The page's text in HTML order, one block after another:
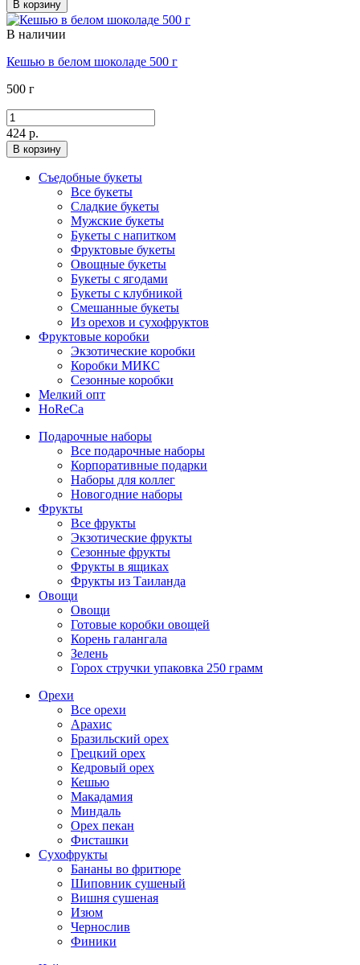
В корзину
В наличии
Кешью в белом шоколаде 500 г
500 г
424 р.
В корзину
Съедобные букеты
Все букеты
Сладкие букеты
Мужские букеты
Букеты с напитком
Фруктовые букеты
Овощные букеты
Букеты с ягодами
Букеты с клубникой
Смешанные букеты
Из орехов и сухофруктов
Фруктовые коробки
Экзотические коробки
Коробки МИКС
Сезонные коробки
Мелкий опт
HoReCa
Подарочные наборы
Все подарочные наборы
Корпоративные подарки
Наборы для коллег
Новогодние наборы
Фрукты
Все фрукты
Экзотические фрукты
Сезонные фрукты
Фрукты в ящиках
Фрукты из Таиланда
Овощи
Овощи
Готовые коробки овощей
Корень галангала
Зелень
Горох стручки упаковка 250 грамм
Орехи
Все орехи
Арахис
Бразильский орех
Грецкий орех
Кедровый орех
Кешью
Макадамия
Миндаль
Орех пекан
Фисташки
Сухофрукты
Бананы во фритюре
Шиповник сушеный
Вишня сушеная
Изюм
Чернослив
Финики